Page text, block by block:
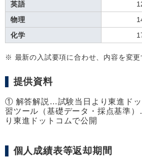
英語
物理
化学
※ 最新の入試要項に合わせ、内容を変更
提供資料
① 解答解説…試験当日より東進ド
習ツール（基礎データ・採点基準
り東進ドットコムで公開
個人成績表等返却期間